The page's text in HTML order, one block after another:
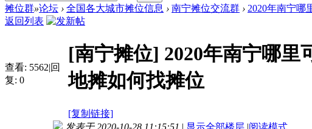
摊位群»论坛 › 全国各大城市摊位信息 › 南宁摊位交流群 › 2020年南宁哪
返回列表
查看: 5562|回
复: 0
[南宁摊位] 2020年南宁哪里
地摊如何找摊位
[复制链接]
发表于 2020-10-28 11:15:51 | 显示全部楼层 |阅读模式